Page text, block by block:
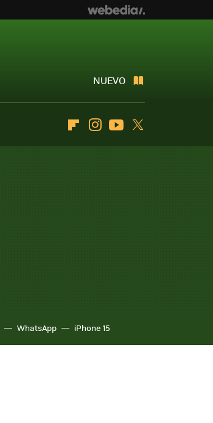
NUEVO
FlipboardInstagramYoutube
WhatsApp iPhone 15